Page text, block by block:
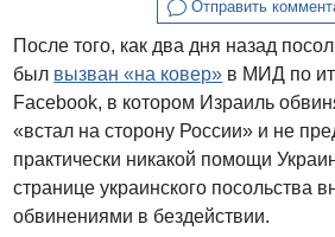
Отправить
После того, как два дня назад
был вызван «на ковер» в МИД по
Facebook, в котором Израиль
«встал на сторону России» и не
практически никакой помощи
странице украинского посольства
обвинениями в бездействии.